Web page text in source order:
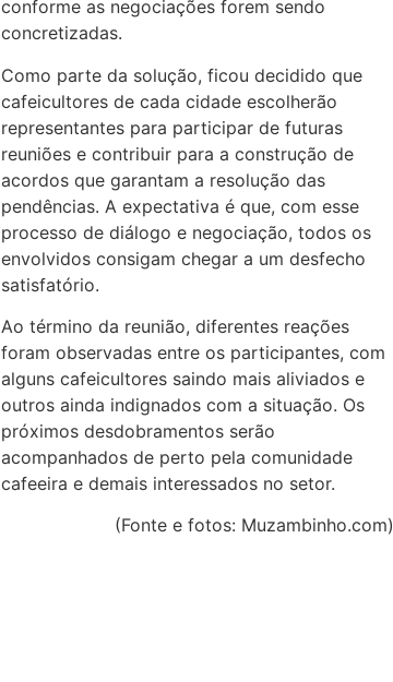
conforme as negociações forem sendo
concretizadas.
Como parte da solução, ficou decidido que
cafeicultores de cada cidade escolherão
representantes para participar de futuras
reuniões e contribuir para a construção de
acordos que garantam a resolução das
pendências. A expectativa é que, com esse
processo de diálogo e negociação, todos os
envolvidos consigam chegar a um desfecho
satisfatório.
Ao término da reunião, diferentes reações
foram observadas entre os participantes, com
alguns cafeicultores saindo mais aliviados e
outros ainda indignados com a situação. Os
próximos desdobramentos serão
acompanhados de perto pela comunidade
cafeeira e demais interessados no setor.
(Fonte e fotos: Muzambinho.com)